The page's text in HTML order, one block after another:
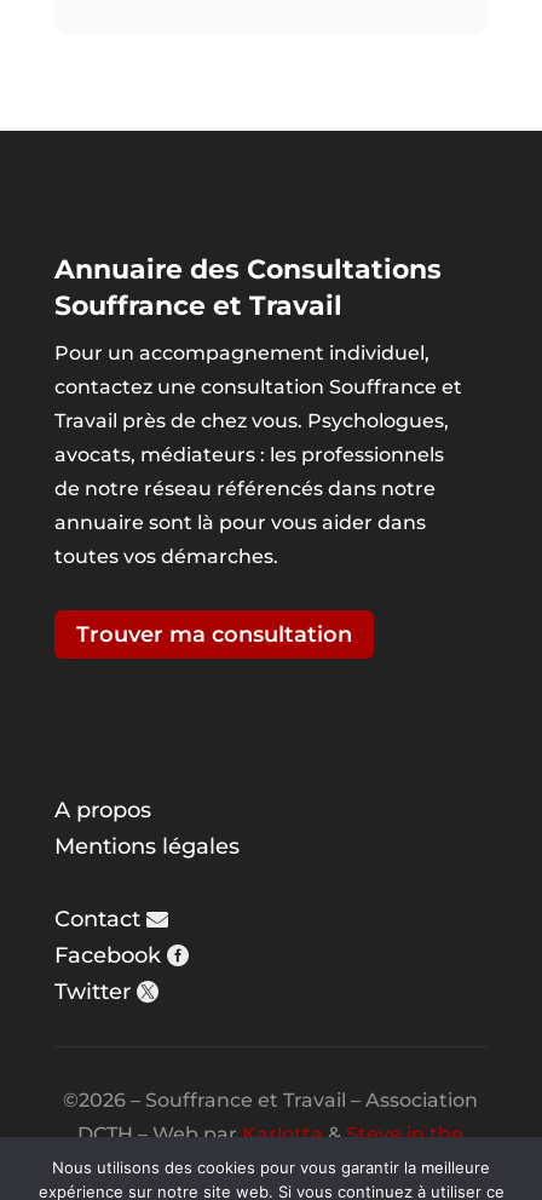
Annuaire des Consultations
Souffrance et Travail
Pour un accompagnement individuel,
contactez une consultation Souffrance et
Travail près de chez vous. Psychologues,
avocats, médiateurs : les professionnels
de notre réseau référencés dans notre
annuaire sont là pour vous aider dans
toutes vos démarches.
Trouver ma consultation
A propos
Mentions légales
Contact
Facebook
Twitter
©2026 – Souffrance et Travail – Association
DCTH – Web parKarlotta&Steve in the
Night
Nous utilisons des cookies pour vous garantir la meilleure
expérience sur notre site web. Si vous continuez à utiliser ce